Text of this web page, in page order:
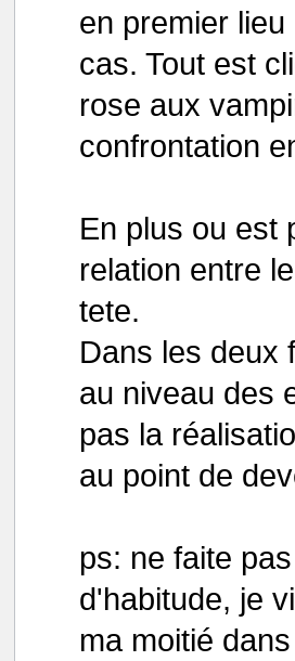
en premier
cas. Tout est
rose aux
confrontation
En plus ou est
relation entre
tete.
Dans les deux
au niveau des
pas la
au point de
ps: ne faite
d'habitude, je
ma moitié